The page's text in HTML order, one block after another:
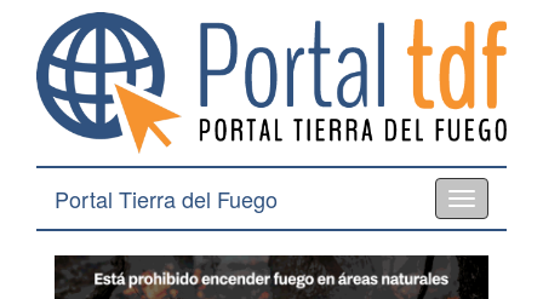
Toggle
navigation
Portal Tierra del Fuego